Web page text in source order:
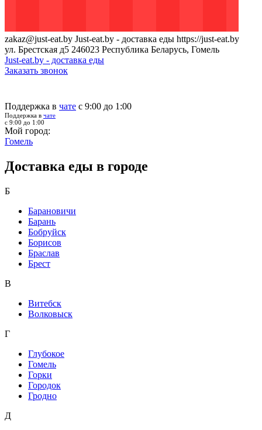
zakaz@just-eat.by Just-eat.by - доставка еды https://just-eat.by
ул. Брестская д5 246023 Республика Беларусь, Гомель
Just-eat.by - доставка еды
Заказать звонок
Поддержка в чате с 9:00 до 1:00
Поддержка в чате
с 9:00 до 1:00
Мой город:
Гомель
Доставка еды в городе
Б
Барановичи
Барань
Бобруйск
Борисов
Браслав
Брест
В
Витебск
Волковыск
Г
Глубокое
Гомель
Горки
Городок
Гродно
Д